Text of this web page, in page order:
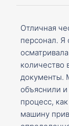
Отличная
персонал. Я
количество
документы.
объяснили
процесс,
машину